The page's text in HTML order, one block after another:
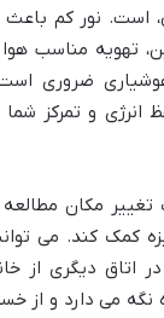
است. نور کم
تهویه مناسب
ضروری
انرژی و تمرکز
مکان
کمک کند. می
اتاق دیگری از
نگه می دارد و از